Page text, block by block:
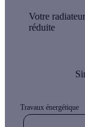
Votre
réduite
Travaux énergétique